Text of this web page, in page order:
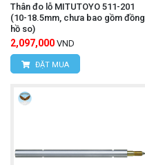
Thân đo lỗ MITUTOYO 511-201
(10-18.5mm, chưa bao gồm đồng
hồ so)
2,097,000 VND
ĐẶT MUA